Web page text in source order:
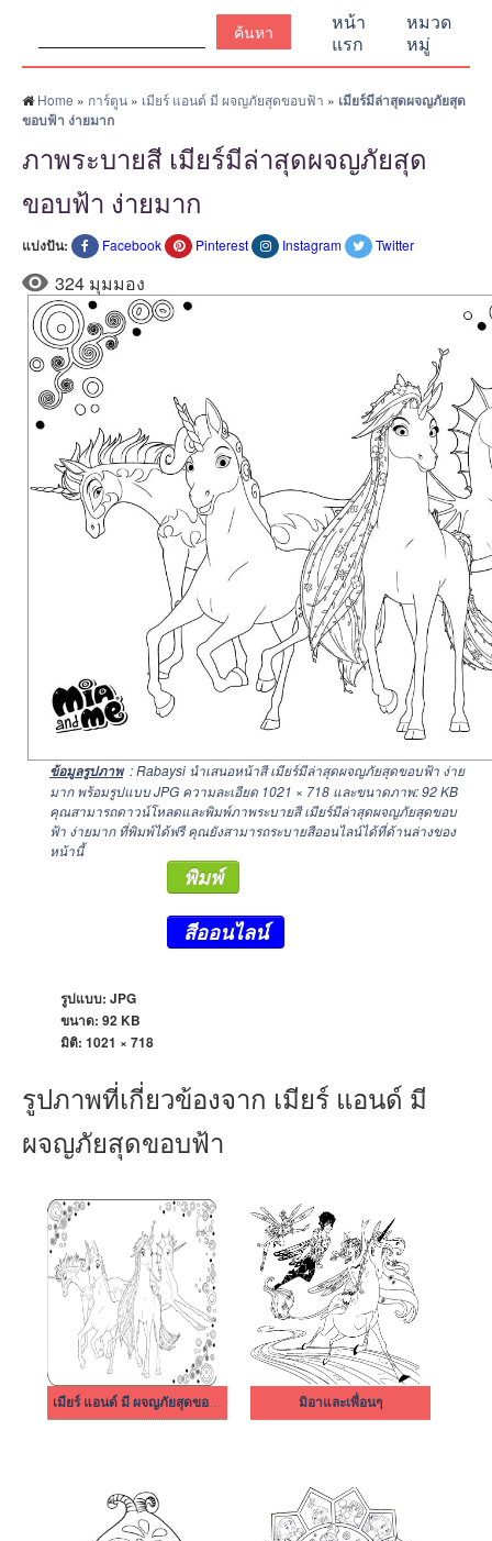
หน้า
แรก
หมวด
หมู่
Home » การ์ตูน » เมียร์ แอนด์ มี ผจญภัยสุดขอบฟ้า » เมียร์มีล่าสุดผจญภัยสุด
ขอบฟ้า ง่ายมาก
ภาพระบายสี เมียร์มีล่าสุดผจญภัยสุด
ขอบฟ้า ง่ายมาก
แบ่งปัน: Facebook Pinterest Instagram Twitter
324 มุมมอง
ข้อมูลรูปภาพ : Rabaysi นำเสนอหน้าสี เมียร์มีล่าสุดผจญภัยสุดขอบฟ้า ง่าย
มาก พร้อมรูปแบบ JPG ความละเอียด 1021 × 718 และขนาดภาพ: 92 KB
คุณสามารถดาวน์โหลดและพิมพ์ภาพระบายสี เมียร์มีล่าสุดผจญภัยสุดขอบ
ฟ้า ง่ายมาก ที่พิมพ์ได้ฟรี คุณยังสามารถระบายสีออนไลน์ได้ที่ด้านล่างของ
หน้านี้
พิมพ์
สีออนไลน์
รูปแบบ: JPG
ขนาด: 92 KB
มิติ: 1021 × 718
รูปภาพที่เกี่ยวข้องจาก เมียร์ แอนด์ มี
ผจญภัยสุดขอบฟ้า
เมียร์ แอนด์ มี ผจญภัยสุดขอบฟ้า 6 มิอาและเพื่อนๆ